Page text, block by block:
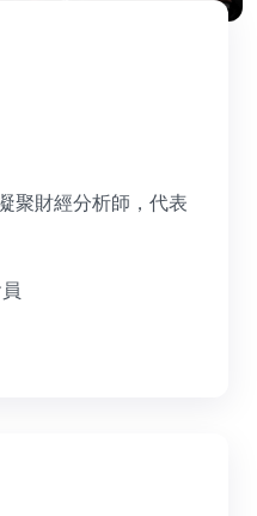
聚財經分析師，代表